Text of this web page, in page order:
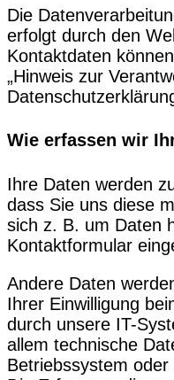
Die
erfolgt durch den
Kontaktdaten
„Hinweis zur
Wie erfassen wir
Ihre Daten werden
dass Sie uns diese
sich z. B. um Daten
Kontaktformular
Andere Daten
Ihrer Einwilligung
durch unsere IT-
allem technische
Betriebssystem